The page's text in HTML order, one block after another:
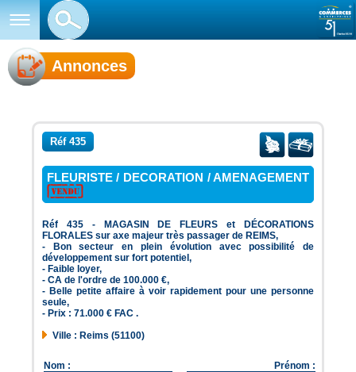
Annonces
Réf 435
FLEURISTE / DECORATION / AMENAGEMENT
Réf 435 - MAGASIN DE FLEURS et DÉCORATIONS
FLORALES sur axe majeur très passager de REIMS,
- Bon secteur en plein évolution avec possibilité de
développement sur fort potentiel,
- Faible loyer,
- CA de l'ordre de 100.000 €,
- Belle petite affaire à voir rapidement pour une personne
seule,
- Prix : 71.000 € FAC .
Ville : Reims (51100)
Nom : Prénom :